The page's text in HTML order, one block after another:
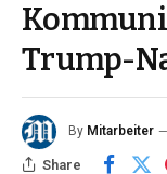
Trump-
By Mitarbeiter
Share